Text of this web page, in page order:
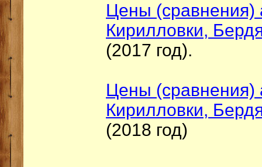
Цены (сравнения)
Кирилловки,
(2017 год).
Цены (сравнения)
Кирилловки,
(2018 год)